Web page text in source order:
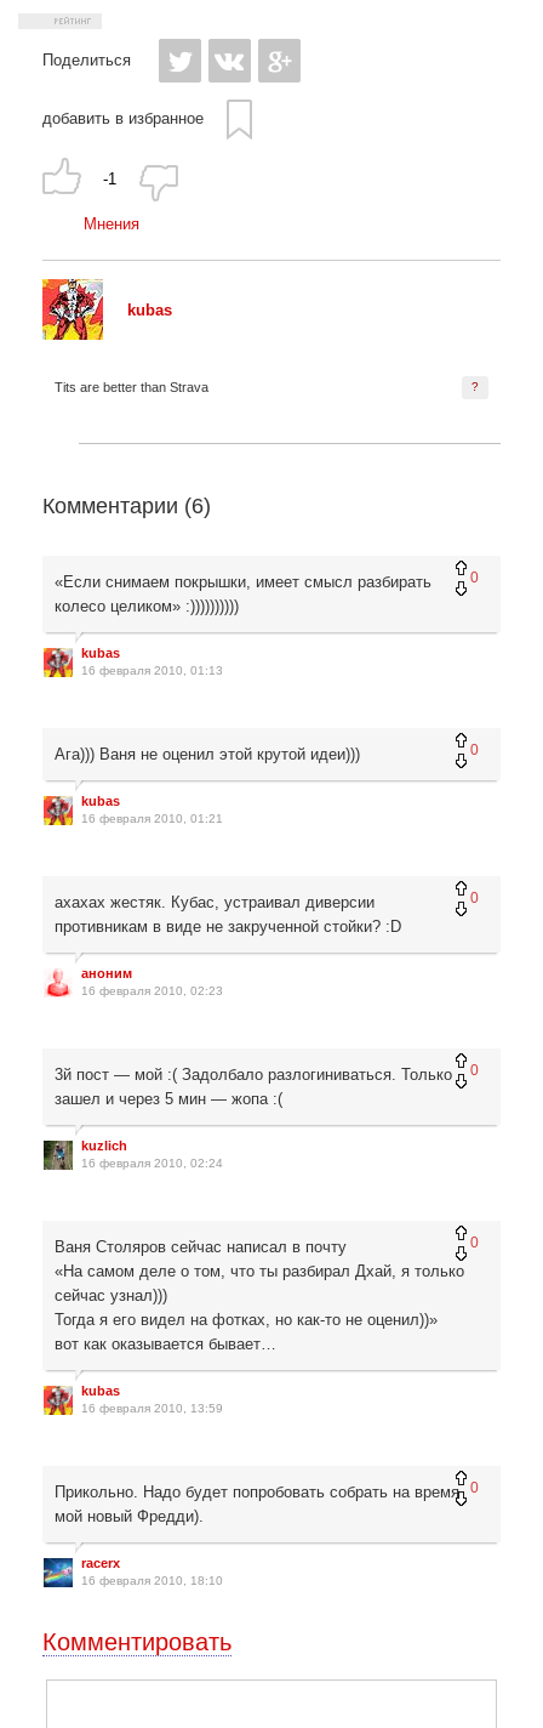
Поделиться
добавить в избранное
-1
Мнения
kubas
?
Tits are better than Strava
Комментарии (6)
0
«Если снимаем покрышки, имеет смысл разбирать
колесо целиком» :))))))))))
kubas
16 февраля 2010, 01:13
0
Ага))) Ваня не оценил этой крутой идеи)))
kubas
16 февраля 2010, 01:21
0
ахахах жестяк. Кубас, устраивал диверсии
противникам в виде не закрученной стойки? :D
аноним
16 февраля 2010, 02:23
0
3й пост — мой :( Задолбало разлогиниваться. Только
зашел и через 5 мин — жопа :(
kuzlich
16 февраля 2010, 02:24
0
Ваня Столяров сейчас написал в почту
«На самом деле о том, что ты разбирал Дхай, я только
сейчас узнал)))
Тогда я его видел на фотках, но как-то не оценил))»
вот как оказывается бывает…
kubas
16 февраля 2010, 13:59
0
Прикольно. Надо будет попробовать собрать на время
мой новый Фредди).
racerx
16 февраля 2010, 18:10
Комментировать